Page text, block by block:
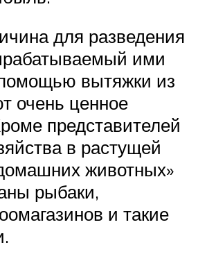
для разведения
ими
вытяжки из
очень ценное
представителей
в растущей
животных»
рыбаки,
и такие